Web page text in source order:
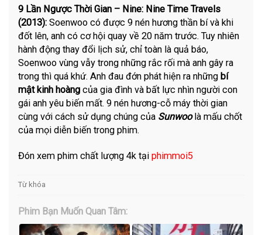
9 Lần Ngược Thời Gian – Nine: Nine Time Travels
(2013):Soenwoo có được 9 nén hương thần bí và khi
đốt lên, anh có cơ hội quay về 20 năm trước. Tuy nhiên
hành động thay đổi lịch sử, chỉ toàn là quả báo,
Soenwoo vùng vẫy trong những rắc rối mà anh gây ra
trong thì quá khứ. Anh đau đớn phát hiện ra nhữngbí
mật kinh hoàng của gia đình và bất lực nhìn người con
gái anh yêu biến mất. 9 nén hương-cỗ máy thời gian
cùng với cách sử dụng chúng của Sunwoolà mấu chốt
của mọi diễn biến trong phim.
Đón xem phim chất lượng 4k tạiphimmoi5
Từ khóa
Phim Bạn Muốn Quan Tâm: